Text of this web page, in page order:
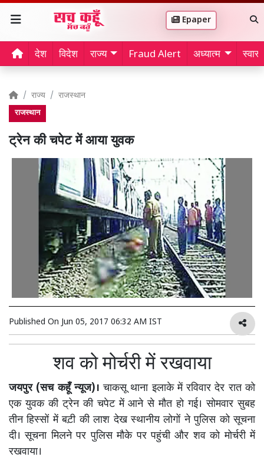
Epaper
देश विदेश राज्य Fraud Alert अध्यात्म
राज्य राजस्थान
राजस्थान
ट्रेन की चपेट में आया युवक
Published On Jun 05, 2017 06:32 AM IST
शव को मोर्चरी में रखवाया
जयपुर (सच कहूँ न्यूज)। चाकसू थाना इलाके में रविवार देर रात को
एक युवक की ट्रेन की चपेट में आने से मौत हो गई। सोमवार सुबह
तीन हिस्सों में बट़ी की लाश देख स्थानीय लोगों ने पुलिस को सूचना
दी। सूचना मिलने पर पुलिस मौके पर पहुंची और शव को मोर्चरी में
रखवाया।